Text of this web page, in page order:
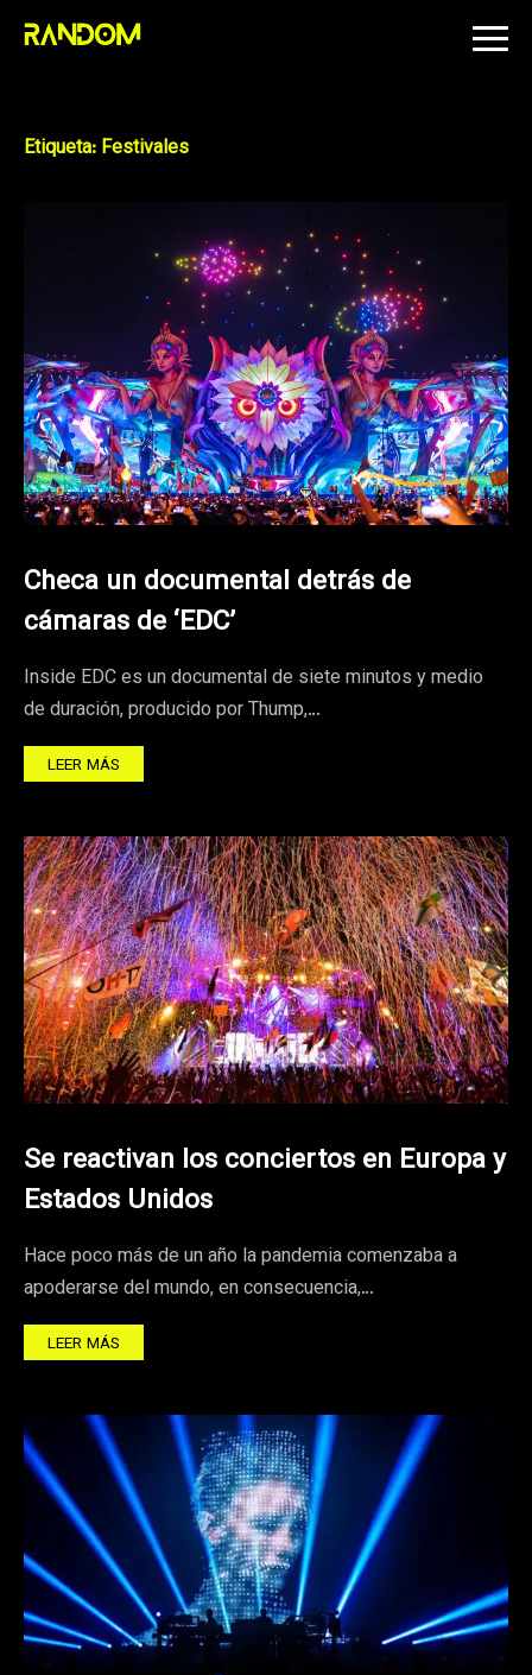
Skip
Etiqueta: Festivales
Checa un documental detrás de
cámaras de ‘EDC’
Inside EDC es un documental de siete minutos y medio
de duración, producido por Thump,…
LEER MÁS
Se reactivan los conciertos en Europa y
Estados Unidos
Hace poco más de un año la pandemia comenzaba a
apoderarse del mundo, en consecuencia,…
LEER MÁS